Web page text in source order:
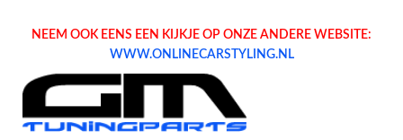
NEEM OOK EENS EEN KIJKJE OP ONZE ANDERE WEBSITE:
WWW.ONLINECARSTYLING.NL